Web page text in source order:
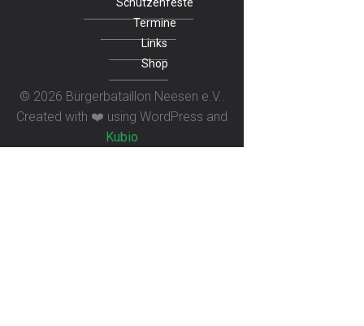
Termine
Links
Shop
© 2026 Bürgerbataillon Neesen e.V..
Created with ❤️ using WordPress and
Kubio